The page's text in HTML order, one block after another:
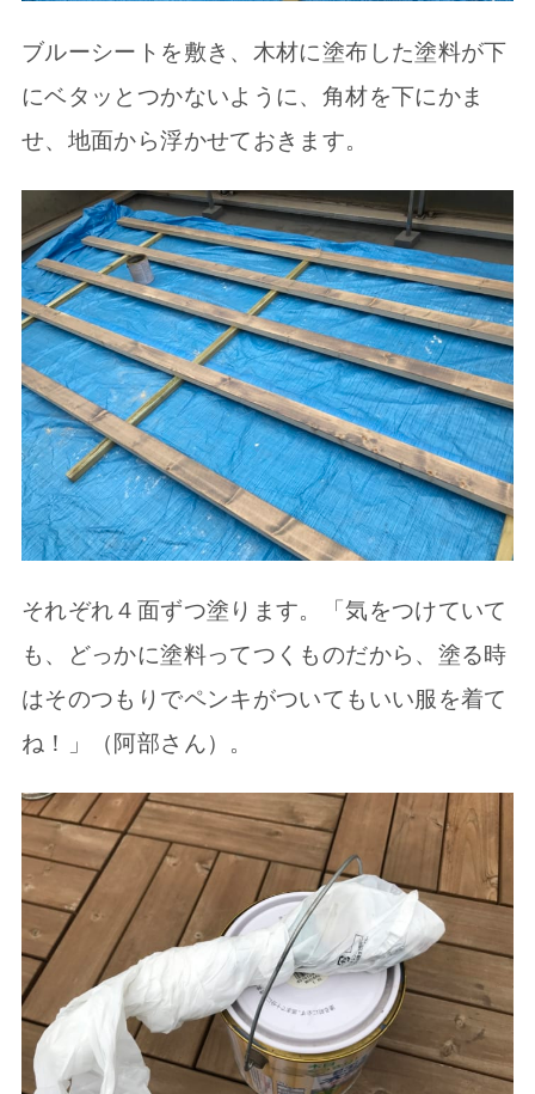
ブルーシートを敷き、木材に塗布した塗料が下
にベタッとつかないように、角材を下にかま
せ、地面から浮かせておきます。
それぞれ４面ずつ塗ります。「気をつけていて
も、どっかに塗料ってつくものだから、塗る時
はそのつもりでペンキがついてもいい服を着て
ね！」（阿部さん）。